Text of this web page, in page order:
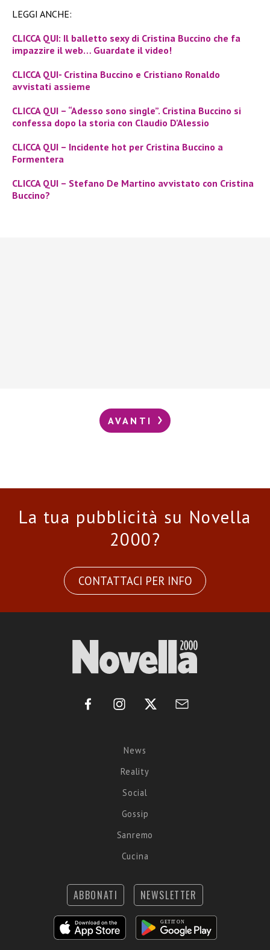
LEGGI ANCHE:
CLICCA QUI: Il balletto sexy di Cristina Buccino che fa
impazzire il web… Guardate il video!
CLICCA QUI- Cristina Buccino e Cristiano Ronaldo
avvistati assieme
CLICCA QUI – “Adesso sono single”. Cristina Buccino si
confessa dopo la storia con Claudio D’Alessio
CLICCA QUI – Incidente hot per Cristina Buccino a
Formentera
CLICCA QUI – Stefano De Martino avvistato con Cristina
Buccino?
AVANTI
La tua pubblicità su Novella
2000?
CONTATTACI PER INFO
News
Reality
Social
Gossip
Sanremo
Cucina
ABBONATI NEWSLETTER